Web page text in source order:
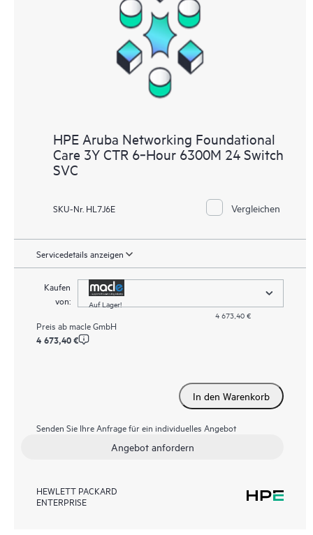
HPE Aruba Networking Foundational
Care 3Y CTR 6‑Hour 6300M 24 Switch
SVC
SKU-Nr. HL7J6E Vergleichen
Servicedetails anzeigen
Kaufen
von:
Auf Lager!
4 673,40 €
Preis ab macle GmbH
4 673,40 €
In den Warenkorb
Senden Sie Ihre Anfrage für ein individuelles Angebot
Angebot anfordern
HEWLETT PACKARD
ENTERPRISE